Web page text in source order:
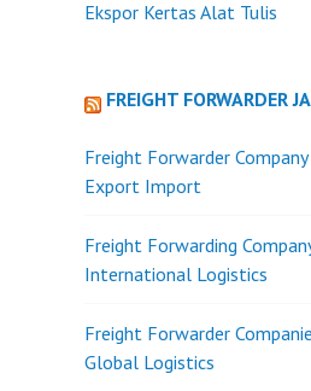
Ekspor Kertas Alat Tulis
FREIGHT FORWARDER
Freight Forwarder
Export Import
Freight Forwarding
International Logistics
Freight Forwarder
Global Logistics